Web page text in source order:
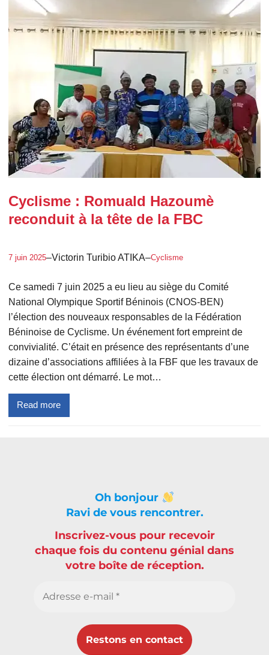
Cyclisme : Romuald Hazoumè
reconduit à la tête de la FBC
7 juin 2025–Victorin Turibio ATIKA–Cyclisme
Ce samedi 7 juin 2025 a eu lieu au siège du Comité
National Olympique Sportif Béninois (CNOS-BEN)
l’élection des nouveaux responsables de la Fédération
Béninoise de Cyclisme. Un événement fort empreint de
convivialité. C’était en présence des représentants d’une
dizaine d’associations affiliées à la FBF que les travaux de
cette élection ont démarré. Le mot…
Read more
Oh bonjour
Ravi de vous rencontrer.
Inscrivez-vous pour recevoir
chaque fois du contenu génial dans
votre boîte de réception.